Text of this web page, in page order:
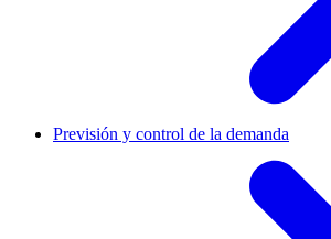
Previsión y control de la demanda